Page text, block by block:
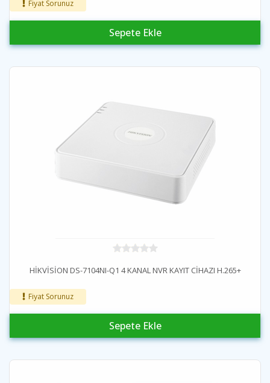
Fiyat Sorunuz
Sepete Ekle
HİKVİSİON DS-7104NI-Q1 4 KANAL NVR KAYIT CİHAZI H.265+
Fiyat Sorunuz
Sepete Ekle